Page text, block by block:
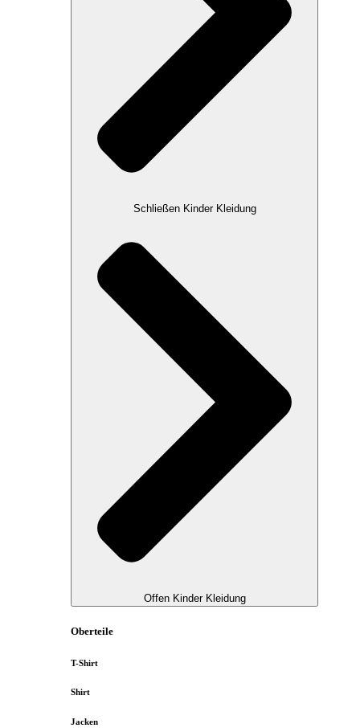
Schließen Kinder Kleidung
Offen Kinder Kleidung
Oberteile
T-Shirt
Shirt
Jacken